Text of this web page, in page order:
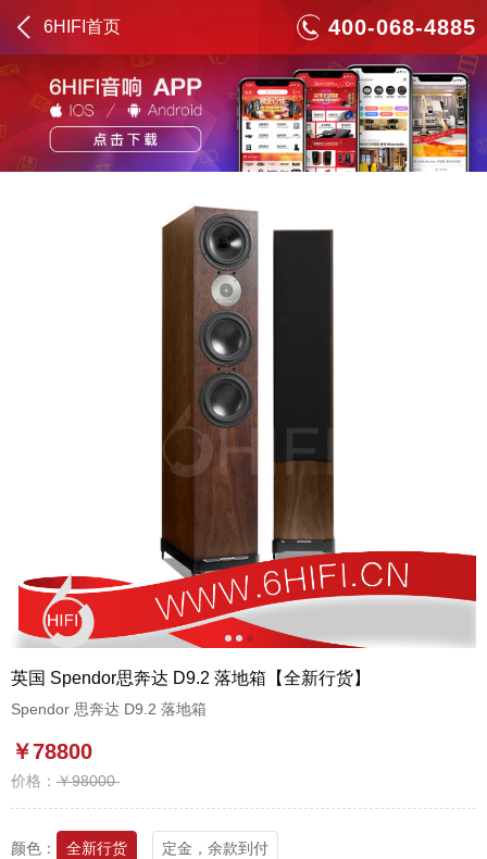
6HIFI首页 400-068-4885
12 3
英国 Spendor思奔达 D9.2 落地箱【全新行货】
Spendor 思奔达 D9.2 落地箱
￥78800
价格： ￥98000
颜色： 全新行货 定金，余款到付